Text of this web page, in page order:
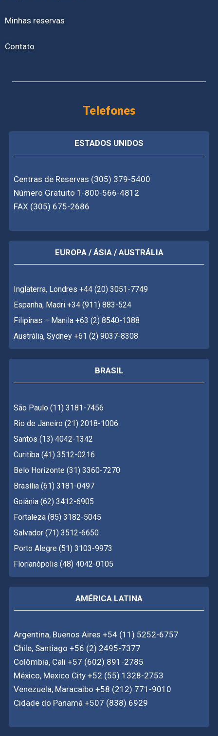
Minhas reservas
Contato
Telefones
ESTADOS UNIDOS
Centras de Reservas (305) 379-5400
Número Gratuito 1-800-566-4812
FAX (305) 675-2686
EUROPA / ÁSIA / AUSTRÁLIA
Inglaterra, Londres +44 (20) 3051-7749
Espanha, Madri +34 (911) 883-524
Filipinas – Manila +63 (2) 8540-1388
Austrália, Sydney +61 (2) 9037-8308
BRASIL
São Paulo (11) 3181-7456
Rio de Janeiro (21) 2018-1006
Santos (13) 4042-1342
Curitiba (41) 3512-0216
Belo Horizonte (31) 3360-7270
Brasília (61) 3181-0497
Goiânia (62) 3412-6905
Fortaleza (85) 3182-5045
Salvador (71) 3512-6650
Porto Alegre (51) 3103-9973
Florianópolis (48) 4042-0105
AMÉRICA LATINA
Argentina, Buenos Aires +54 (11) 5252-6757
Chile, Santiago +56 (2) 2495-7377
Colômbia, Cali +57 (602) 891-2785
México, Mexico City +52 (55) 1328-2753
Venezuela, Maracaibo +58 (212) 771-9010
Cidade do Panamá +507 (838) 6929